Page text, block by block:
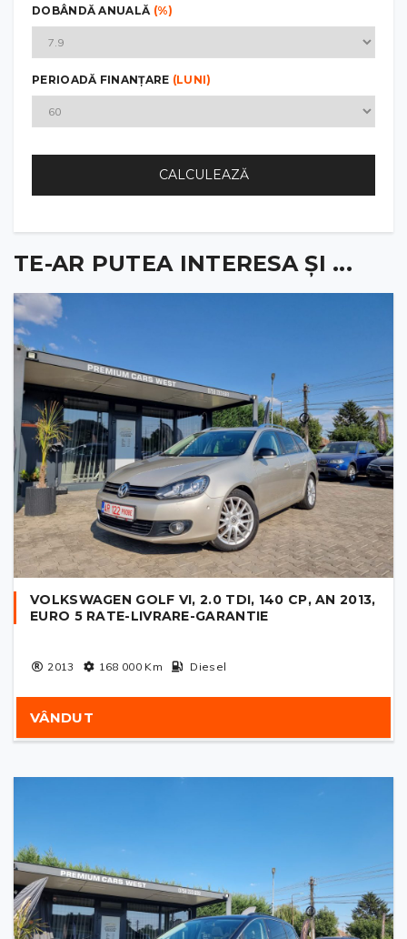
DOBÂNDĂ ANUALĂ (%)
PERIOADĂ FINANȚARE (LUNI)
CALCULEAZĂ
TE-AR PUTEA INTERESA ȘI ...
VOLKSWAGEN GOLF VI, 2.0 TDI, 140 CP, AN 2013,
EURO 5 RATE-LIVRARE-GARANTIE
2013 168 000Km Diesel
VÂNDUT